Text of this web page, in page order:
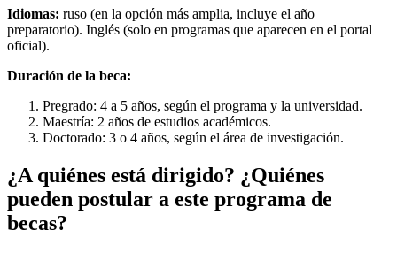
Idiomas: ruso (en la opción más amplia, incluye el año
preparatorio). Inglés (solo en programas que aparecen en el portal
oficial).
Duración de la beca:
Pregrado: 4 a 5 años, según el programa y la universidad.
Maestría: 2 años de estudios académicos.
Doctorado: 3 o 4 años, según el área de investigación.
¿A quiénes está dirigido? ¿Quiénes
pueden postular a este programa de
becas?